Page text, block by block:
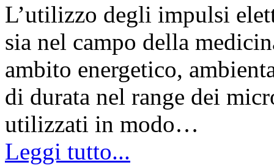
L’utilizzo degli impulsi
sia nel campo della
ambito energetico,
di durata nel range dei
utilizzati in modo…
Leggi tutto...